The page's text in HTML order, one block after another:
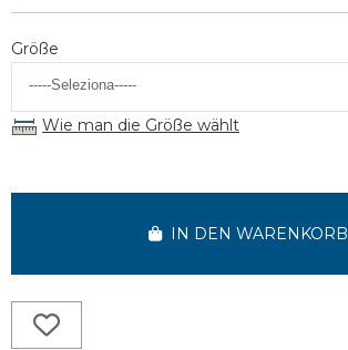
Größe
Wie man die Größe wählt
IN DEN WARENKORB